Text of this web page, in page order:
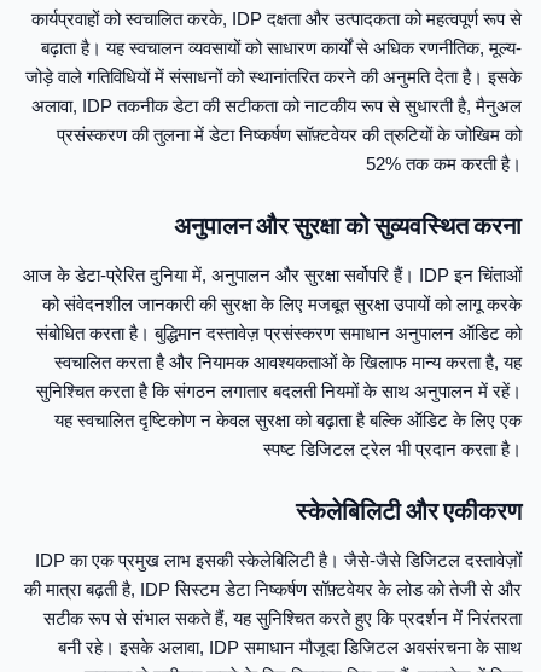
कार्यप्रवाहों को स्वचालित करके, IDP दक्षता और उत्पादकता को महत्वपूर्ण रूप से
बढ़ाता है। यह स्वचालन व्यवसायों को साधारण कार्यों से अधिक रणनीतिक, मूल्य-
जोड़े वाले गतिविधियों में संसाधनों को स्थानांतरित करने की अनुमति देता है। इसके
अलावा, IDP तकनीक डेटा की सटीकता को नाटकीय रूप से सुधारती है, मैनुअल
प्रसंस्करण की तुलना में डेटा निष्कर्षण सॉफ़्टवेयर की त्रुटियों के जोखिम को
52% तक कम करती है।
अनुपालन और सुरक्षा को सुव्यवस्थित करना
आज के डेटा-प्रेरित दुनिया में, अनुपालन और सुरक्षा सर्वोपरि हैं। IDP इन चिंताओं
को संवेदनशील जानकारी की सुरक्षा के लिए मजबूत सुरक्षा उपायों को लागू करके
संबोधित करता है। बुद्धिमान दस्तावेज़ प्रसंस्करण समाधान अनुपालन ऑडिट को
स्वचालित करता है और नियामक आवश्यकताओं के खिलाफ मान्य करता है, यह
सुनिश्चित करता है कि संगठन लगातार बदलती नियमों के साथ अनुपालन में रहें।
यह स्वचालित दृष्टिकोण न केवल सुरक्षा को बढ़ाता है बल्कि ऑडिट के लिए एक
स्पष्ट डिजिटल ट्रेल भी प्रदान करता है।
स्केलेबिलिटी और एकीकरण
IDP का एक प्रमुख लाभ इसकी स्केलेबिलिटी है। जैसे-जैसे डिजिटल दस्तावेज़ों
की मात्रा बढ़ती है, IDP सिस्टम डेटा निष्कर्षण सॉफ़्टवेयर के लोड को तेजी से और
सटीक रूप से संभाल सकते हैं, यह सुनिश्चित करते हुए कि प्रदर्शन में निरंतरता
बनी रहे। इसके अलावा, IDP समाधान मौजूदा डिजिटल अवसंरचना के साथ